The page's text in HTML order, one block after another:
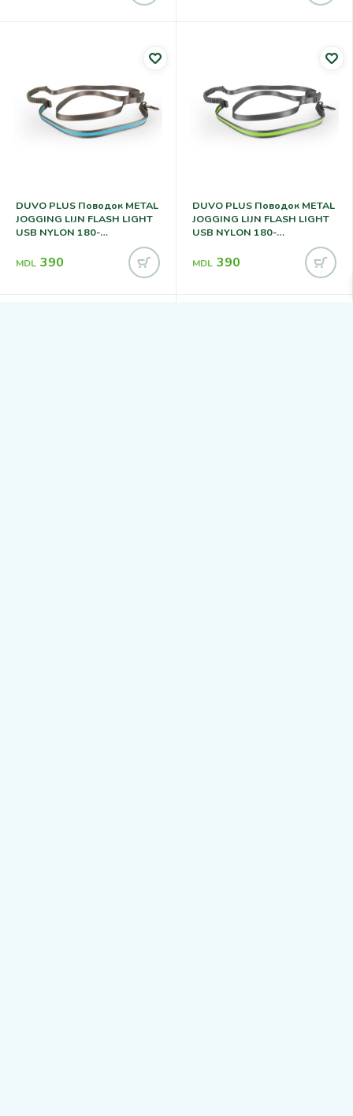
DUVO PLUS Поводок METAL
JOGGING LIJN FLASH LIGHT
USB NYLON 180-
MDL 390
DUVO PLUS Поводок METAL
JOGGING LIJN FLASH LIGHT
USB NYLON 180-
MDL 390